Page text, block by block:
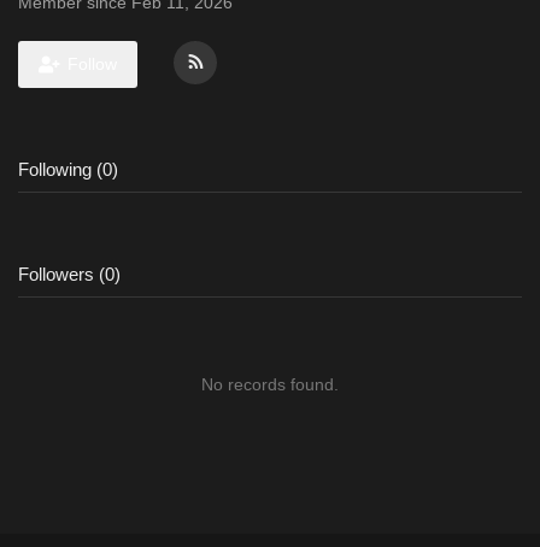
Following (0)
Followers (0)
No records found.